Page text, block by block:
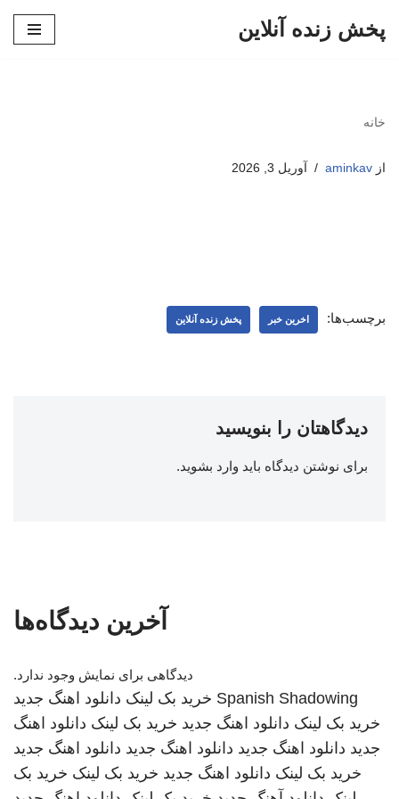
پخش زنده آنلاین
خانه
از aminkav آوریل 3, 2026
برچسب‌ها: اخرین خبر پخش زنده آنلاین
دیدگاهتان را بنویسید
برای نوشتن دیدگاه باید وارد بشوید.
آخرین دیدگاه‌ها
دیدگاهی برای نمایش وجود ندارد.
Spanish Shadowing خرید بک لینک دانلود اهنگ جدید
خرید بک لینک دانلود اهنگ جدید خرید بک لینک دانلود اهنگ
جدید دانلود اهنگ جدید دانلود اهنگ جدید دانلود اهنگ جدید
خرید بک لینک دانلود اهنگ جدید خرید بک لینک خرید بک